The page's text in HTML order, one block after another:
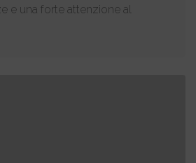
e una forte attenzione al